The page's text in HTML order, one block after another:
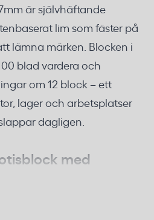
är självhäftande
lim som fäster på
lämna märken. Blocken i
blad vardera och
om 12 block – ett
lager och arbetsplatser
dagligen.
med
gör att lapparna kan